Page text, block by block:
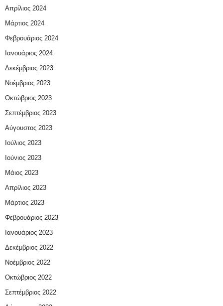
Απρίλιος 2024
Μάρτιος 2024
Φεβρουάριος 2024
Ιανουάριος 2024
Δεκέμβριος 2023
Νοέμβριος 2023
Οκτώβριος 2023
Σεπτέμβριος 2023
Αύγουστος 2023
Ιούλιος 2023
Ιούνιος 2023
Μάιος 2023
Απρίλιος 2023
Μάρτιος 2023
Φεβρουάριος 2023
Ιανουάριος 2023
Δεκέμβριος 2022
Νοέμβριος 2022
Οκτώβριος 2022
Σεπτέμβριος 2022